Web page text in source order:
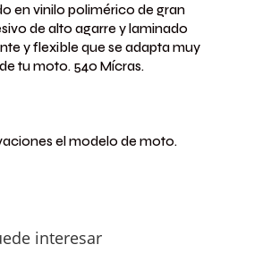
en vinilo polimérico de gran
de alto agarre y laminado
y flexible que se adapta muy
tu moto.540 Mícras.
el modelo de moto.
interesar